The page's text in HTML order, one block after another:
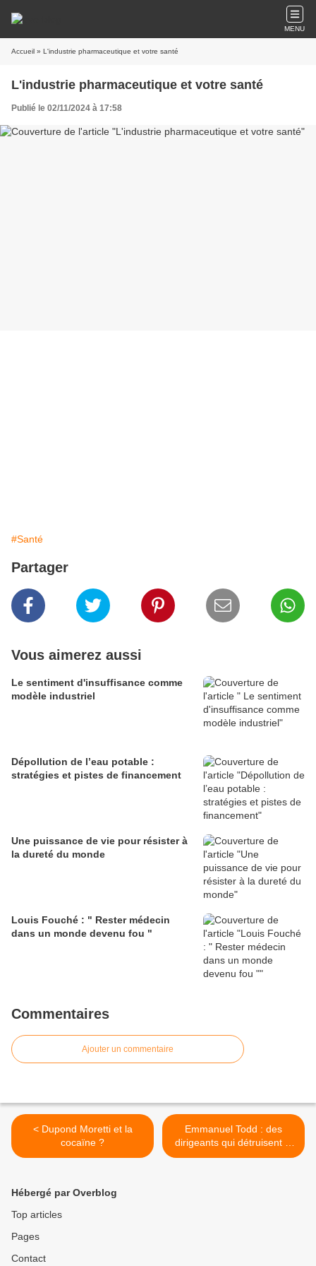
MENU
Accueil » L'industrie pharmaceutique et votre santé
L'industrie pharmaceutique et votre santé
Publié le 02/11/2024 à 17:58
#Santé
Partager
Vous aimerez aussi
Le sentiment d'insuffisance comme
modèle industriel
Dépollution de l’eau potable :
stratégies et pistes de financement
Une puissance de vie pour résister à
la dureté du monde
Louis Fouché : " Rester médecin
dans un monde devenu fou "
Commentaires
Ajouter un commentaire
< Dupond Moretti et la
cocaïne ?
Emmanuel Todd : des
dirigeants qui détruisent la
France ? >
Hébergé par Overblog
Top articles
Pages
Contact